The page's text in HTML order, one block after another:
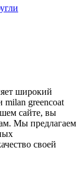
широкий
milan greencoat
сайте, вы
Мы предлагаем
своей